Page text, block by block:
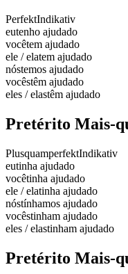
PerfektIndikativ
eutenho ajudado
vocêtem ajudado
ele / elatem ajudado
nóstemos ajudado
vocêstêm ajudado
eles / elastêm ajudado
Pretérito Mais-
PlusquamperfektIndikativ
eutinha ajudado
vocêtinha ajudado
ele / elatinha ajudado
nóstínhamos ajudado
vocêstinham ajudado
eles / elastinham ajudado
Pretérito Mais-